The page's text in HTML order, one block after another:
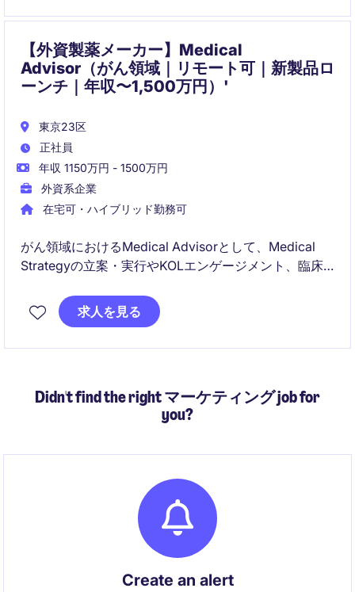
【外資製薬メーカー】Medical
Advisor（がん領域｜リモート可｜新製品ロ
ーンチ｜年収〜1,500万円）'
東京23区
正社員
年収 1150万円 - 1500万円
外資系企業
在宅可・ハイブリッド勤務可
がん領域におけるMedical Advisorとして、Medical
Strategyの立案・実行やKOLエンゲージメント、臨床
チームやグローバルと連携しながら、新製品のローン
チにも携わるポジションです。
求人を見る
Didn't find the right マーケティング job for
you?
Create an alert